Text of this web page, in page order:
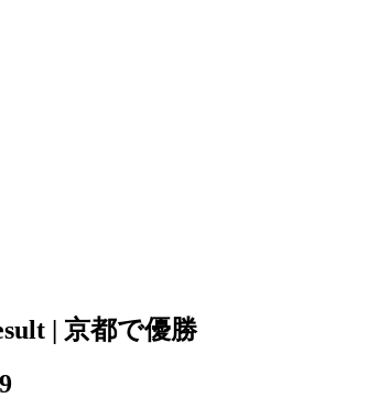
| 京都で優勝